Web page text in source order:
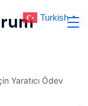
Yaratıcı Ödev
Turkish ▼